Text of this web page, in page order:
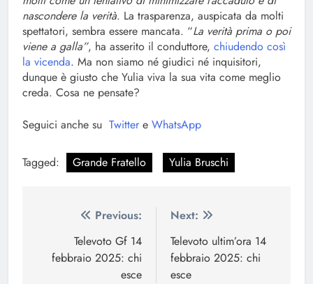
nascondere la verità. La trasparenza, auspicata da molti
spettatori, sembra essere mancata. “La verità prima o poi
viene a galla”, ha asserito il conduttore, chiudendo così
la vicenda. Ma non siamo né giudici né inquisitori,
dunque è giusto che Yulia viva la sua vita come meglio
creda. Cosa ne pensate?
Seguici anche su Twitter e WhatsApp
Tagged: Grande Fratello Yulia Bruschi
Navigazione
articoli
Previous:
Televoto Gf 14
febbraio 2025: chi
esce
Next:
Televoto ultim’ora 14
febbraio 2025: chi
esce